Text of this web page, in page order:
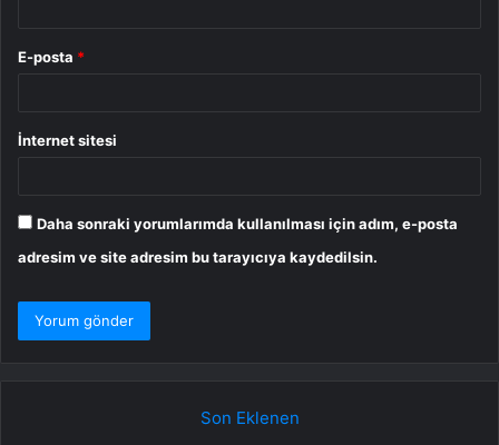
E-posta *
İnternet sitesi
Daha sonraki yorumlarımda kullanılması için adım, e-posta
adresim ve site adresim bu tarayıcıya kaydedilsin.
Son Eklenen